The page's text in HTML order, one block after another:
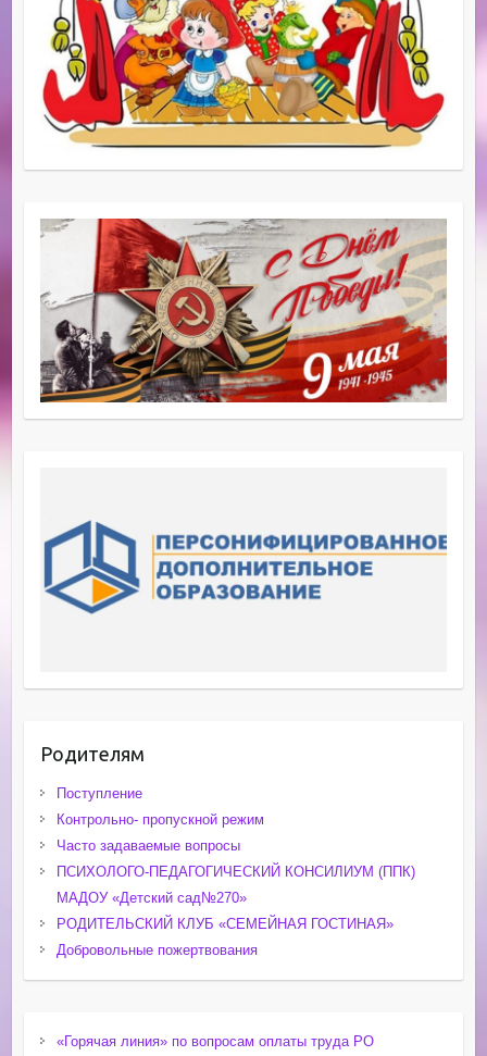
Родителям
Поступление
Контрольно- пропускной режим
Часто задаваемые вопросы
ПСИХОЛОГО-ПЕДАГОГИЧЕСКИЙ КОНСИЛИУМ (ППК)
МАДОУ «Детский сад№270»
РОДИТЕЛЬСКИЙ КЛУБ «СЕМЕЙНАЯ ГОСТИНАЯ»
Добровольные пожертвования
«Горячая линия» по вопросам оплаты труда РО